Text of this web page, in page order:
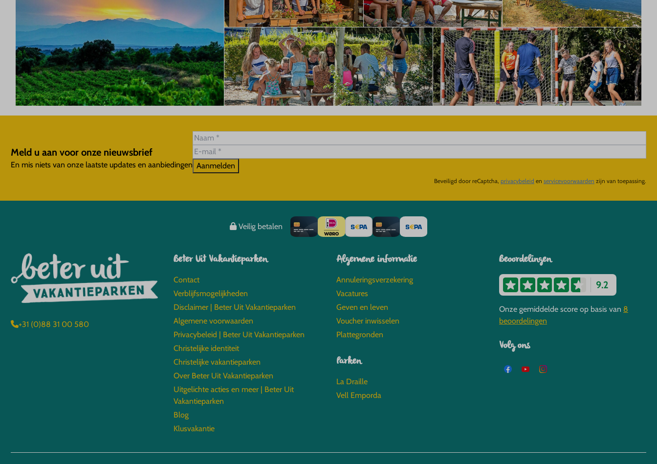
Meld u aan voor onze nieuwsbrief
En mis niets van onze laatste updates en aanbiedingen Aanmelden
Beveiligd door reCaptcha, privacybeleid en servicevoorwaarden zijn van toepassing.
Veilig betalen
+31 (0)88 31 00 580
Beter Uit Vakantieparken
Contact
Verblijfsmogelijkheden
Disclaimer | Beter Uit Vakantieparken
Algemene voorwaarden
Privacybeleid | Beter Uit Vakantieparken
Christelijke identiteit
Christelijke vakantieparken
Over Beter Uit Vakantieparken
Uitgelichte acties en meer | Beter Uit
Vakantieparken
Blog
Klusvakantie
Algemene informatie
Annuleringsverzekering
Vacatures
Geven en leven
Voucher inwisselen
Plattegronden
Parken
La Draille
Vell Emporda
Beoordelingen
9.2
Onze gemiddelde score op basis van 8
beoordelingen
Volg ons